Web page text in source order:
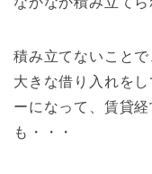
積み立てないこと
大きな借り入れを
ーになって、賃貸
も・・・